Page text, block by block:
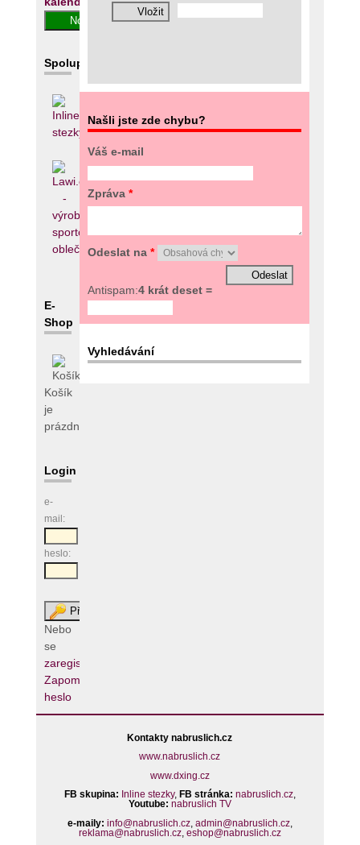
Spolupracujeme
E-
Shop
Košík
je
prázdný
Login
e-
mail:
heslo:
Nebo
se
zaregistrujte
Zapomenuté
heslo
Našli jste zde chybu?
Váš e-mail
Zpráva *
Odeslat na *
Antispam:4 krát deset =
Vyhledávání
Kontakty nabruslich.cz
www.nabruslich.cz
www.dxing.cz
FB skupina: Inline stezky, FB stránka: nabruslich.cz,
Youtube: nabruslich TV
e-maily: info@nabruslich.cz, admin@nabruslich.cz,
reklama@nabruslich.cz, eshop@nabruslich.cz